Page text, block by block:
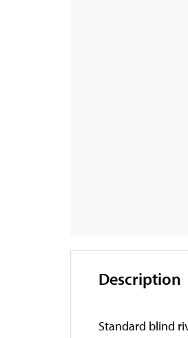
Description
Standard blind